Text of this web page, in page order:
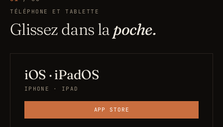
TÉLÉPHONE ET TABLETTE
Glissez dans la poche.
iOS · iPadOS
IPHONE · IPAD
APP STORE